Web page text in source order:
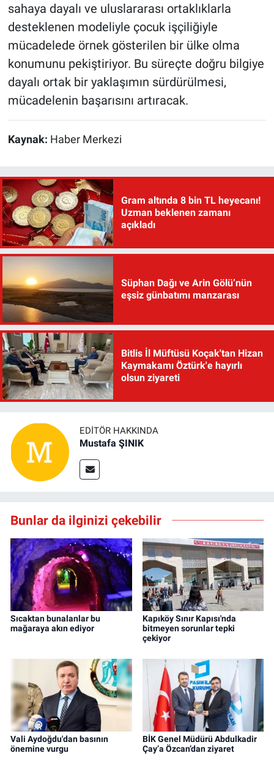
sahaya dayalı ve uluslararası ortaklıklarla
desteklenen modeliyle çocuk işçiliğiyle
mücadelede örnek gösterilen bir ülke olma
konumunu pekiştiriyor. Bu süreçte doğru bilgiye
dayalı ortak bir yaklaşımın sürdürülmesi,
mücadelenin başarısını artıracak.
Kaynak: Haber Merkezi
Gram altında 8 bin TL heyecanı!
Uzman beklenen zamanı
açıkladı
Süphan Dağı ve Arin Gölü’nün
eşsiz günbatımı manzarası
Bitlis İl Müftüsü Koçak'tan Hizan
Kaymakamı Öztürk'e hayırlı
olsun ziyareti
EDITÖR HAKKINDA
Mustafa ŞINIK
Bunlar da ilginizi çekebilir
Sıcaktan bunalanlar bu
mağaraya akın ediyor
Kapıköy Sınır Kapısı'nda
bitmeyen sorunlar tepki
çekiyor
Vali Aydoğdu'dan basının
önemine vurgu
BİK Genel Müdürü Abdulkadir
Çay’a Özcan’dan ziyaret